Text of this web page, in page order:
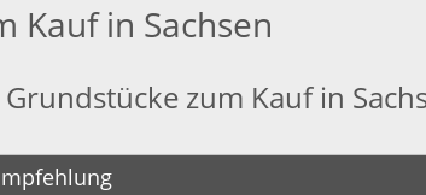
Kauf in Sachsen
zum Kauf in